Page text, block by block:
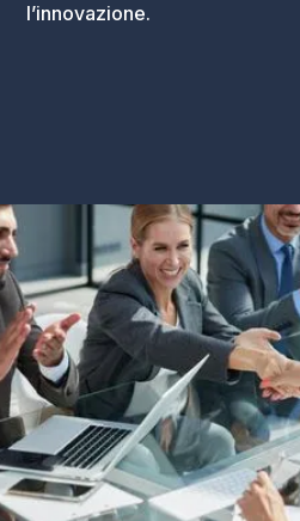
l’innovazione.